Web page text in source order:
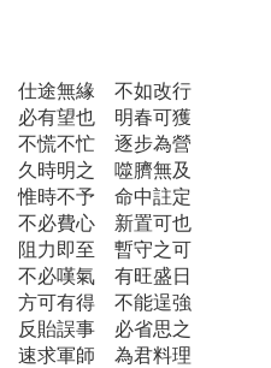
仕途無緣 不如改行
必有望也 明春可獲
不慌不忙 逐步為營
久時明之 噬臍無及
惟時不予 命中註定
不必費心 新置可也
阻力即至 暫守之可
不必嘆氣 有旺盛日
方可有得 不能逞強
反貽誤事 必省思之
速求軍師 為君料理